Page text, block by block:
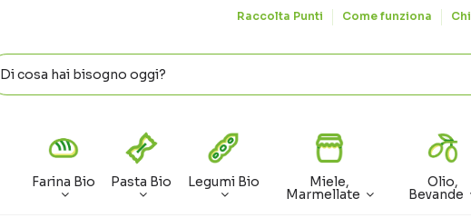
Raccolta Punti Come funziona
Farina Bio Pasta Bio Legumi Bio Miele,
Marmellate
Olio,
Bevande